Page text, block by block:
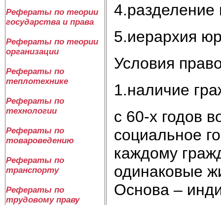
Рефераты по теории
государства и права
Рефераты по теории
организации
Рефераты по
теплотехнике
Рефераты по
технологии
Рефераты по
товароведению
Рефераты по
транспорту
Рефераты по
трудовому праву
4.разделение
5.иерархия
Условия
1.наличие
с 60-х годов
социальное
каждому
одинаковые
Основа –